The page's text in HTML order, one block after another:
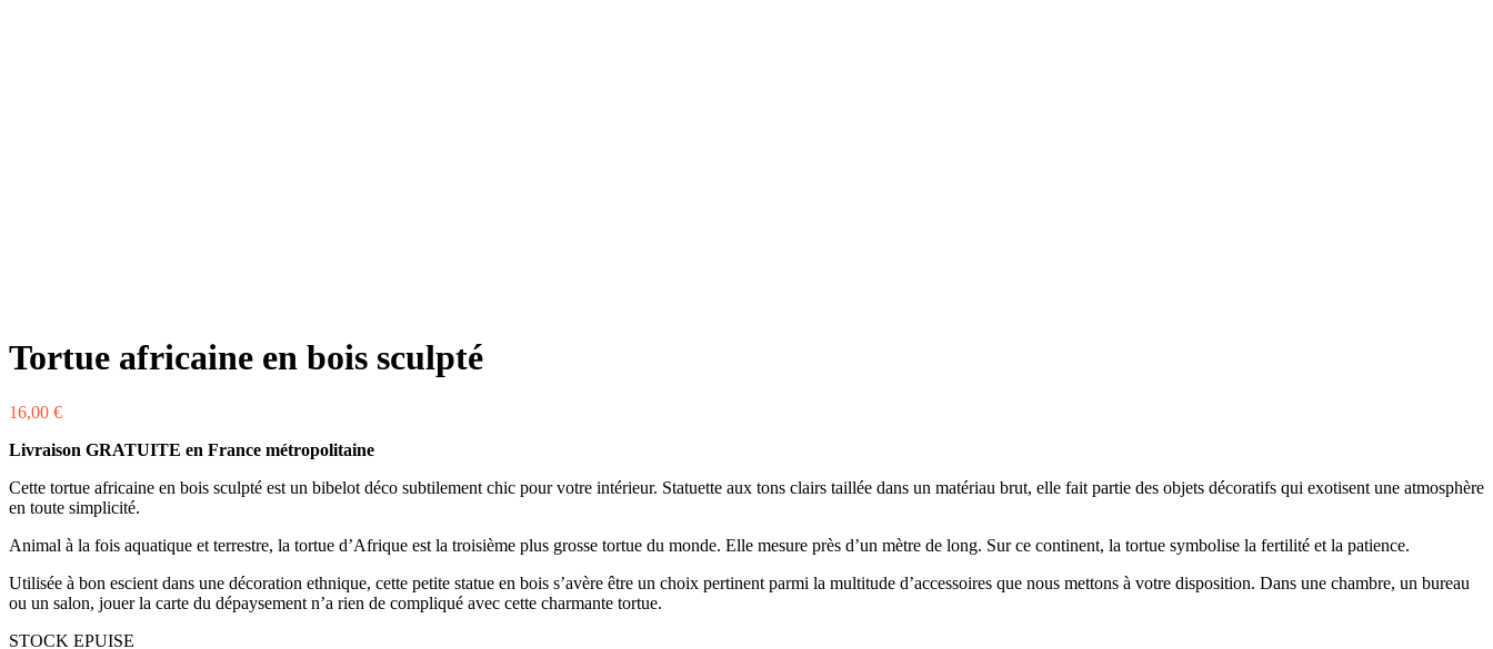
Tortue africaine en bois sculpté
16,00 €
Livraison GRATUITE en France métropolitaine
Cette tortue africaine en bois sculpté est un bibelot déco subtilement chic pour votre intérieur. Statuette aux tons clairs taillée dans un matériau brut, elle fait partie des objets décoratifs qui exotisent une atmosphère
en toute simplicité.
Animal à la fois aquatique et terrestre, la tortue d’Afrique est la troisième plus grosse tortue du monde. Elle mesure près d’un mètre de long. Sur ce continent, la tortue symbolise la fertilité et la patience.
Utilisée à bon escient dans une décoration ethnique, cette petite statue en bois s’avère être un choix pertinent parmi la multitude d’accessoires que nous mettons à votre disposition. Dans une chambre, un bureau
ou un salon, jouer la carte du dépaysement n’a rien de compliqué avec cette charmante tortue.
STOCK EPUISE